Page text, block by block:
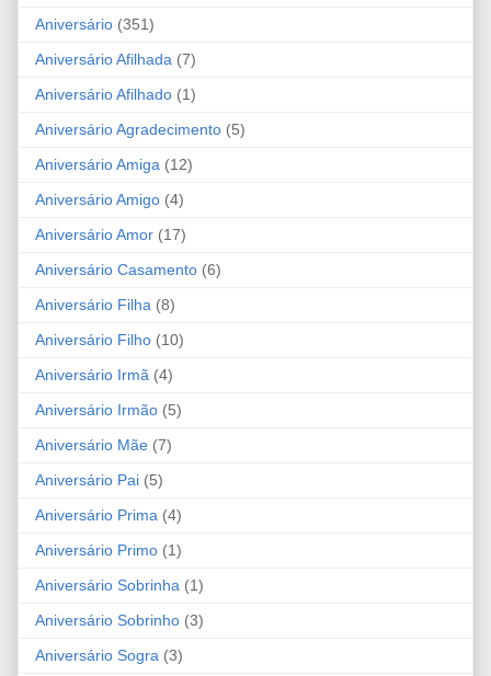
Aniversário (351)
Aniversário Afilhada (7)
Aniversário Afilhado (1)
Aniversário Agradecimento (5)
Aniversário Amiga (12)
Aniversário Amigo (4)
Aniversário Amor (17)
Aniversário Casamento (6)
Aniversário Filha (8)
Aniversário Filho (10)
Aniversário Irmã (4)
Aniversário Irmão (5)
Aniversário Mãe (7)
Aniversário Pai (5)
Aniversário Prima (4)
Aniversário Primo (1)
Aniversário Sobrinha (1)
Aniversário Sobrinho (3)
Aniversário Sogra (3)